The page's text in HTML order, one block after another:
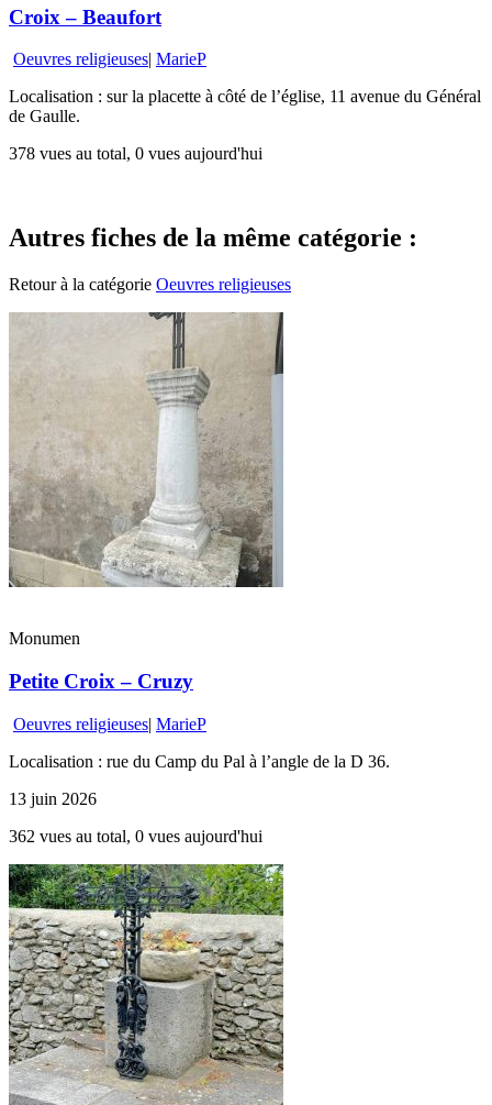
Croix – Beaufort
Oeuvres religieuses| MarieP
Localisation : sur la placette à côté de l’église, 11 avenue du Général
de Gaulle.
378 vues au total, 0 vues aujourd'hui
Autres fiches de la même catégorie :
Retour à la catégorie Oeuvres religieuses
Monumen
Petite Croix – Cruzy
Oeuvres religieuses| MarieP
Localisation : rue du Camp du Pal à l’angle de la D 36.
13 juin 2026
362 vues au total, 0 vues aujourd'hui